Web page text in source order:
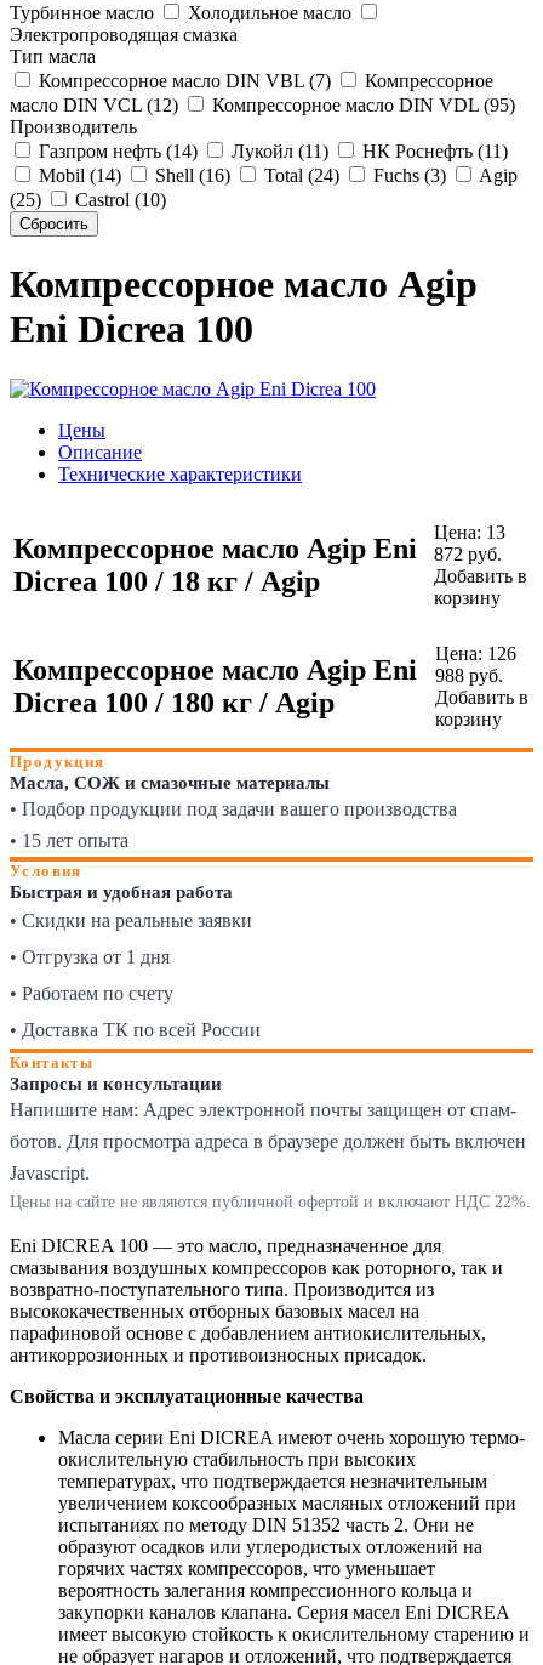
Турбинное масло
Холодильное масло
Электропроводящая смазка
Тип масла
Компрессорное масло DIN VBL (7)
Компрессорное
масло DIN VCL (12)
Компрессорное масло DIN VDL (95)
Производитель
Газпром нефть (14)
Лукойл (11)
НК Роснефть (11)
Mobil (14)
Shell (16) Total (24) Fuchs (3)
Agip
(25)
Castrol (10)
Компрессорное масло Agip
Eni Dicrea 100
Цены
Описание
Технические характеристики
Компрессорное масло Agip Eni
Dicrea 100 / 18 кг / Agip
Цена: 13
872 руб.
Добавить в
корзину
Компрессорное масло Agip Eni
Dicrea 100 / 180 кг / Agip
Цена: 126
988 руб.
Добавить в
корзину
Продукция
Масла, СОЖ и смазочные материалы
• Подбор продукции под задачи вашего производства
• 15 лет опыта
Условия
Быстрая и удобная работа
• Скидки на реальные заявки
• Отгрузка от 1 дня
• Работаем по счету
• Доставка ТК по всей России
Контакты
Запросы и консультации
Напишите нам: Адрес электронной почты защищен от спам-
ботов. Для просмотра адреса в браузере должен быть включен
Javascript.
Цены на сайте не являются публичной офертой и включают НДС 22%.
Eni DICREA 100 — это масло, предназначенное для
смазывания воздушных компрессоров как роторного, так и
возвратно-поступательного типа. Производится из
высококачественных отборных базовых масел на
парафиновой основе с добавлением антиокислительных,
антикоррозионных и противоизносных присадок.
Свойства и эксплуатационные качества
Масла серии Eni DICREA имеют очень хорошую термо-
окислительную стабильность при высоких
температурах, что подтверждается незначительным
увеличением коксообразных масляных отложений при
испытаниях по методу DIN 51352 часть 2. Они не
образуют осадков или углеродистых отложений на
горячих частях компрессоров, что уменьшает
вероятность залегания компрессионного кольца и
закупорки каналов клапана. Серия масел Eni DICREA
имеет высокую стойкость к окислительному старению и
не образует нагаров и отложений, что подтверждается